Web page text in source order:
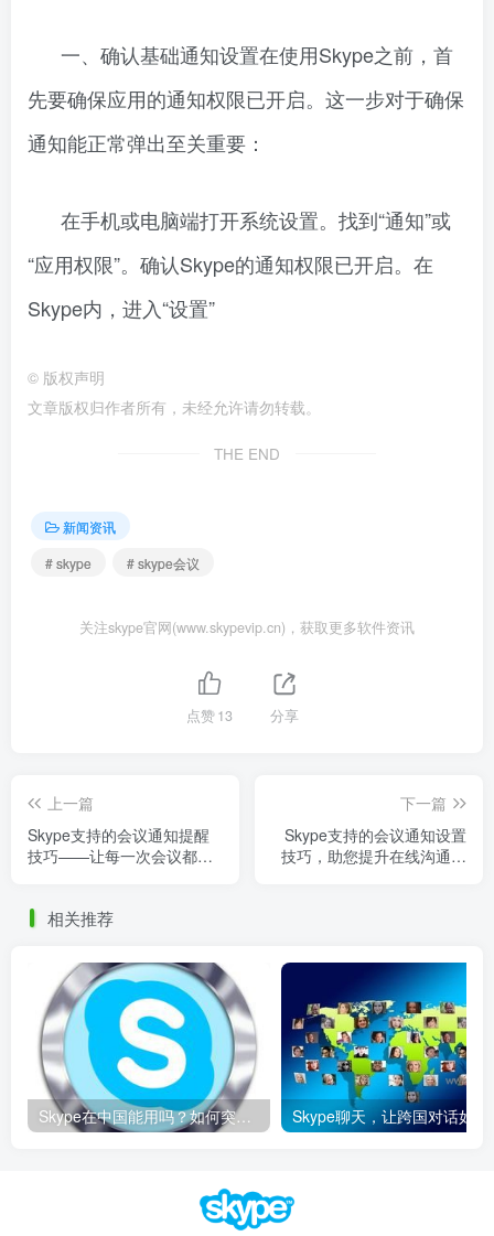
一、确认基础通知设置在使用Skype之前，首
先要确保应用的通知权限已开启。这一步对于确保
通知能正常弹出至关重要：
在手机或电脑端打开系统设置。找到“通知”或
“应用权限”。确认Skype的通知权限已开启。在
Skype内，进入“设置”
© 版权声明
文章版权归作者所有，未经允许请勿转载。
THE END
新闻资讯
# skype
# skype会议
关注skype官网(www.skypevip.cn)，获取更多软件资讯
点赞13 分享
上一篇
Skype支持的会议通知提醒
技巧——让每一次会议都高
保会议准时、高效进行。无
是个性化定制，让您的会议
管理变得轻松自在。关键
词：Skype会议通知、会议
提醒技巧、Skype提醒设
置、提高会议效率、会议通
知优化
下一篇
Skype支持的会议通知设置
技巧，助您提升在线沟通效
相关推荐
Skype在中国能用吗？如何突破限制畅享全球通话